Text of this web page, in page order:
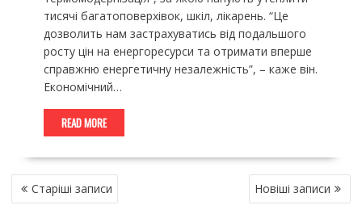
тисячі багатоповерхівок, шкіл, лікарень. “Це
дозволить нам застрахуватись від подальшого
росту цін на енергоресурси та отримати вперше
справжню енергетичну незалежність”, – каже він.
Економічний…
READ MORE
НАВІГАЦІЯ
ЗА Старіші записи Новіші записи